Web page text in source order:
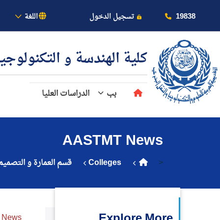
19838 تسجيل الدخول اللغة
النقل البحري
الدراسات الأكاديمية
بالأكاديمية
كلية الهندسة و
بب الدراسات العليا
AASTMT News
<
Colleges قسم العمارة و